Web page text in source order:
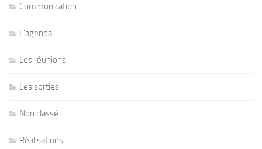
Communication
L'agenda
Les réunions
Les sorties
Non classé
Réalisations